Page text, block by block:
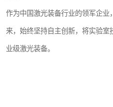
作为中国激光装备行业的领军企业
来，始终坚持自主创新，将实验室
业级激光装备。
二氧化碳打标机